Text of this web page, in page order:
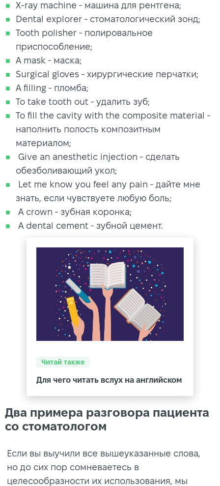
X-ray machine - машина для рентгена;
Dental explorer - стоматологический зонд;
Tooth polisher - полировальное
приспособление;
A mask - маска;
Surgical gloves - хирургические перчатки;
A filling - пломба;
To take tooth out - удалить зуб;
To fill the cavity with the composite material -
наполнить полость композитным
материалом;
Give an anesthetic injection - сделать
обезболивающий укол;
Let me know you feel any pain - дайте мне
знать, если чувствуете любую боль;
A crown - зубная коронка;
A dental cement - зубной цемент.
Читай также
Для чего читать вслух на английском
Два примера разговора пациента
со стоматологом
Если вы выучили все вышеуказанные слова,
но до сих пор сомневаетесь в
целесообразности их использования, мы